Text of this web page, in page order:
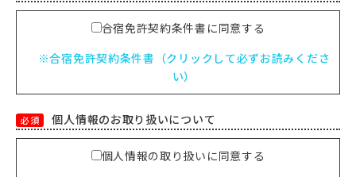
合宿免許契約条件書に同意する
※合宿免許契約条件書（クリックして必ずお読みくださ
い）
必須 個人情報のお取り扱いについて
個人情報の取り扱いに同意する